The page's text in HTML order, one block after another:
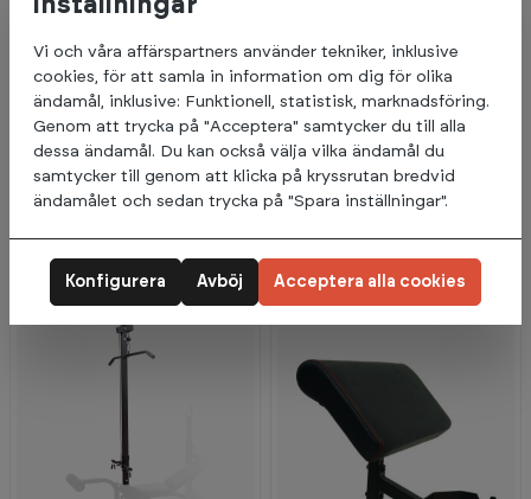
Abilica
W8 Support, 25 mm
1 499:-
dagar)
3
3
Abilica
PR 550 Power Rack
Förväntas på lager 21.08.2026
Vi och våra affärspartners använder tekniker, inklusive
cookies, för att samla in information om dig för olika
ändamål, inklusive: Funktionell, statistisk, marknadsföring.
Genom att trycka på "Acceptera" samtycker du till alla
dessa ändamål. Du kan också välja vilka ändamål du
samtycker till genom att klicka på kryssrutan bredvid
ändamålet och sedan trycka på "Spara inställningar".
Avböj
Konfigurera Acceptera alla cookies